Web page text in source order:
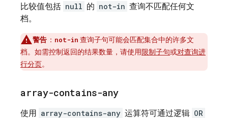
比较值包括 null 的 not-in 查询不匹配任何文
档。
警告 ： not-in 查询子句可能会匹配集合中的许多文
档。如需控制返回的结果数量，请使用限制子句或对查询进
行分页。
array-contains-any
使用 array-contains-any 运算符可通过逻辑 OR